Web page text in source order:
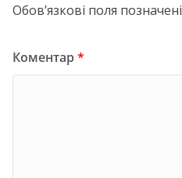
Обов’язкові поля позначені
Коментар*